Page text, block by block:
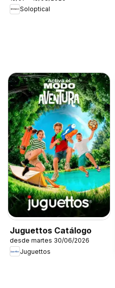
Soloptical
Juguettos Catálogo
desde martes 30/06/2026
Juguettos